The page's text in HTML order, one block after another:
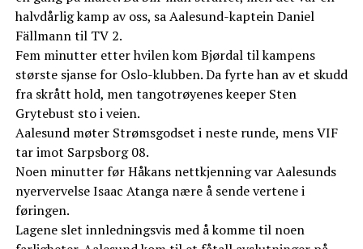
halvdårlig kamp av oss, sa Aalesund-kaptein Daniel
Fällmann til TV 2.
Fem minutter etter hvilen kom Bjørdal til kampens
største sjanse for Oslo-klubben. Da fyrte han av et skudd
fra skrått hold, men tangotrøyenes keeper Sten
Grytebust sto i veien.
Aalesund møter Strømsgodset i neste runde, mens VIF
tar imot Sarpsborg 08.
Noen minutter før Håkans nettkjenning var Aalesunds
nyervervelse Isaac Atanga nære å sende vertene i
føringen.
Lagene slet innledningsvis med å komme til noen